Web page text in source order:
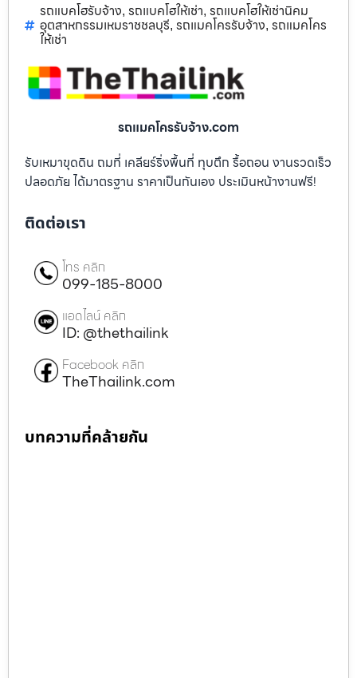
รถแบคโฮรับจ้าง, รถแบคโฮให้เช่า, รถแบคโฮให้เช่านิคม
อุตสาหกรรมเหมราชชลบุรี, รถแมคโครรับจ้าง, รถแมคโคร
ให้เช่า
รถแมคโครรับจ้าง.com
รับเหมาขุดดิน ถมที่ เคลียร์ริ่งพื้นที่ ทุบตึก รื้อถอน งานรวดเร็ว
ปลอดภัย ได้มาตรฐาน ราคาเป็นกันเอง ประเมินหน้างานฟรี!
ติดต่อเรา
โทร คลิก
099-185-8000
แอดไลน์ คลิก
ID: @thethailink
Facebook คลิก
TheThailink.com
บทความที่คล้ายกัน